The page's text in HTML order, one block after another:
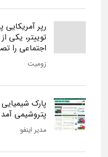
رپر
توییتر، یکی
اجتماعی را
زومیت
پارک
پتروشیمی آمد
مدیر اینفو